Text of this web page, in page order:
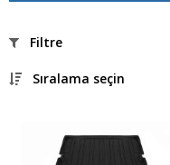
Filtre
Sıralama seçin